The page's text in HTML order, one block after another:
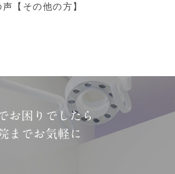
【その他の方】
お困りでしたら
までお気軽に